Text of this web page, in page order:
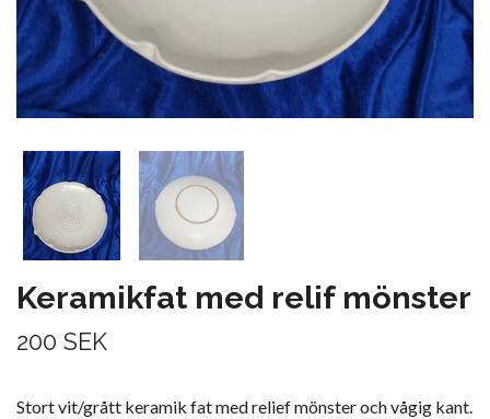
Keramikfat med relif mönster
200 SEK
Stort vit/grått keramik fat med relief mönster och vågig kant.